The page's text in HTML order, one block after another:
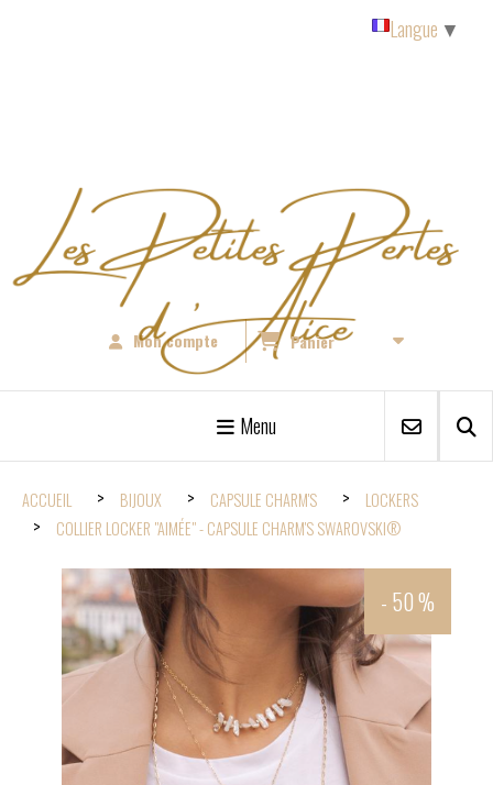
Mon compte Panier
Menu
ACCUEIL BIJOUX CAPSULE CHARM'S
LOCKERS
COLLIER LOCKER "AIMÉE" - CAPSULE CHARM'S SWAROVSKI®
- 50 %
Langue ▼